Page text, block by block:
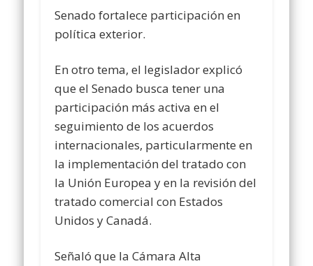
Senado fortalece participación en
política exterior.
En otro tema, el legislador explicó
que el Senado busca tener una
participación más activa en el
seguimiento de los acuerdos
internacionales, particularmente en
la implementación del tratado con
la Unión Europea y en la revisión del
tratado comercial con Estados
Unidos y Canadá.
Señaló que la Cámara Alta